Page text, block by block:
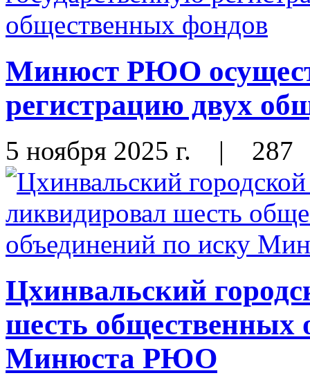
Минюст РЮО
регистрацию двух
5 ноября 2025 г. | 287
Цхинвальский
шесть общественных
Минюста РЮО